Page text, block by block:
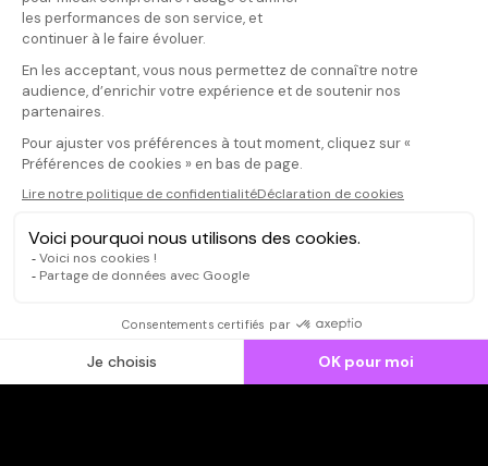
Donnez votre avis
Votre note
Votre commentaire
Il faut vous connecter pour
publier un avis
CONNEXION
Qui sommes-nous ?